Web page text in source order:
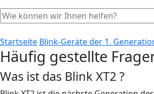
Startseite Blink-Geräte der 1.
Häufig gestellte
Was ist das Blink XT2 ?